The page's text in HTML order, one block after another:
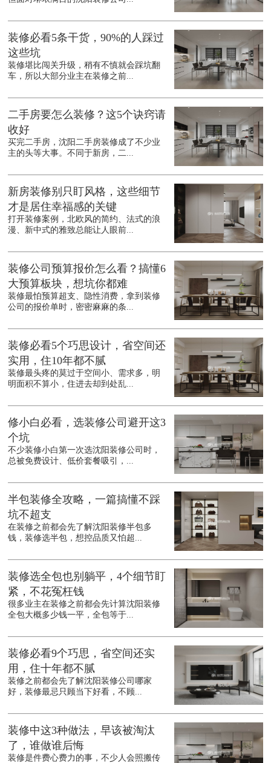
装修必看5条干货，90%的人踩过
这些坑
装修堪比闯关升级，稍有不慎就会踩坑翻
车，所以大部分业主在装修之前...
二手房要怎么装修？这5个诀窍请
收好
买完二手房，沈阳二手房装修成了不少业
主的头等大事。不同于新房，二...
新房装修别只盯风格，这些细节
才是居住幸福感的关键
打开装修案例，北欧风的简约、法式的浪
漫、新中式的雅致总能让人眼前...
装修公司预算报价怎么看？搞懂6
大预算板块，想坑你都难
装修最怕预算超支、隐性消费，拿到装修
公司的报价单时，密密麻麻的条...
装修必看5个巧思设计，省空间还
实用，住10年都不腻
装修最头疼的莫过于空间小、需求多，明
明面积不算小，住进去却到处乱...
修小白必看，选装修公司避开这3
个坑
不少装修小白第一次选沈阳装修公司时，
总被免费设计、低价套餐吸引，...
半包装修全攻略，一篇搞懂不踩
坑不超支
在装修之前都会先了解沈阳装修半包多
钱，装修选半包，想控品质又怕超...
装修选全包也别躺平，4个细节盯
紧，不花冤枉钱
很多业主在装修之前都会先计算沈阳装修
全包大概多少钱一平，全包等于...
装修必看9个巧思，省空间还实
用，住十年都不腻
装修之前都会先了解沈阳装修公司哪家
好，装修最忌只顾当下好看，不顾...
装修中这3种做法，早该被淘汰
了，谁做谁后悔
装修是件费心费力的事，不少人会照搬传